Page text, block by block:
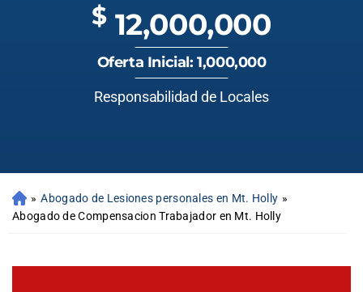
$ 12,000,000
Oferta Inicial: 1,000,000
Responsabilidad de Locales
» Abogado de Lesiones personales en Mt. Holly »
Abogado de Compensacion Trabajador en Mt. Holly